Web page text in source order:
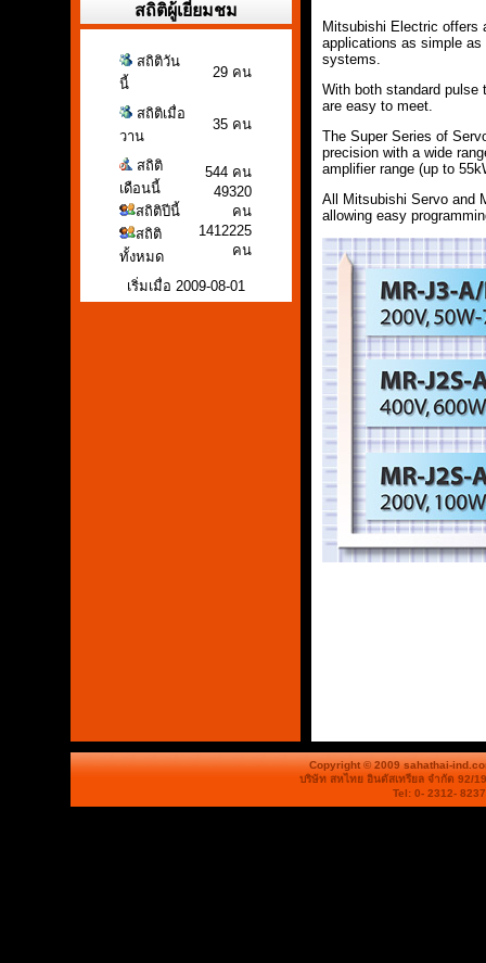
สถิติผู้เยี่ยมชม
สถิติวัน
นี้
29 คน
สถิติเมื่อ
วาน
35 คน
สถิติ
เดือนนี้
สถิติปีนี้
สถิติ
ทั้งหมด
544 คน
49320
คน
1412225
คน
เริ่มเมื่อ 2009-08-01
Mitsubishi Electric offers
applications as simple
systems.
With both standard pulse
are easy to meet.
The Super Series of
precision with a wide
amplifier range (up to
All Mitsubishi Servo and
allowing easy
Copyright © 2009 sahathai-
บริษัท สหไทย อินดัสเทรียล จำกัด 92/
Tel: 0- 2312-